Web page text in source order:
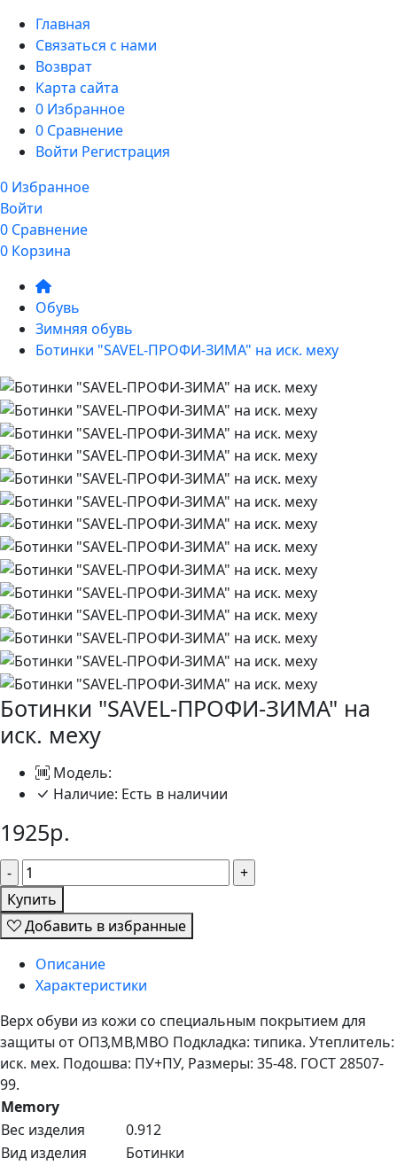
Главная
Связаться с нами
Возврат
Карта сайта
0 Избранное
0 Сравнение
Войти Регистрация
0 Избранное
Войти
0 Сравнение
0 Корзина
Обувь
Зимняя обувь
Ботинки "SAVEL-ПРОФИ-ЗИМА" на иск. меху
Ботинки "SAVEL-ПРОФИ-ЗИМА" на
иск. меху
Модель:
Наличие: Есть в наличии
1925р.
Купить
Добавить в избранные
Описание
Характеристики
Верх обуви из кожи со специальным покрытием для
защиты от ОПЗ,МВ,МВО Подкладка: типика. Утеплитель:
иск. мех. Подошва: ПУ+ПУ, Размеры: 35-48. ГОСТ 28507-
99.
Memory
Вес изделия
0.912
Вид изделия
Ботинки